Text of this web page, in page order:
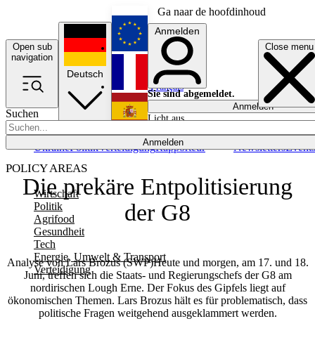
Ga naar de hoofdinhoud
Open sub
navigation
Close menu
Suchen
Anmelden
POLICY AREAS
Wirtschaft
Politik
Agrifood
Gesundheit
Tech
Energie, Umwelt & Transport
Verteidigung
UkrainePolitikVerteidigungRapporteur NewslettersEvents
Deutsch
English
Français
Anmelden
Sie sind abgemeldet.
Anmelden
Licht aus
Die prekäre Entpolitisierung
der G8
Analyse von Lars Brozus (SWP)Heute und morgen, am 17. und 18.
Juni, treffen sich die Staats- und Regierungschefs der G8 am
nordirischen Lough Erne. Der Fokus des Gipfels liegt auf
ökonomischen Themen. Lars Brozus hält es für problematisch, dass
politische Fragen weitgehend ausgeklammert werden.